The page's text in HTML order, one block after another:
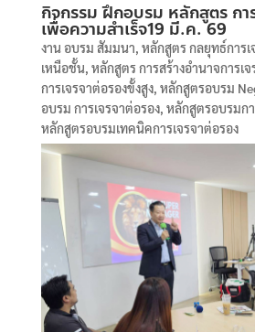
กิจกรรม ฝึกอบรม หลักสูตร กา
เพื่อความสำเร็จ19 มี.ค. 69
งาน อบรม สัมมนา, หลักสูตร กลยุทธ์การเ
เหนือชั้น, หลักสูตร การสร้างอำนาจการเ
การเจรจาต่อรองขั้งสูง, หลักสูตรอบรม
อบรม การเจรจาต่อรอง, หลักสูตรอบรมกา
หลักสูตรอบรมเทคนิคการเจรจาต่อรอง